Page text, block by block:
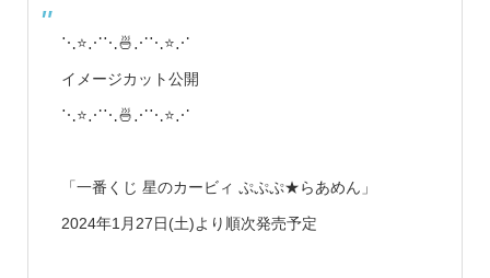
⋱⭐⋰⋱🍜⋰⋱⭐⋰
イメージカット公開
⋱⭐⋰⋱🍜⋰⋱⭐⋰
「一番くじ 星のカービィ ぷぷぷ★らあめん」
2024年1月27日(土)より順次発売予定